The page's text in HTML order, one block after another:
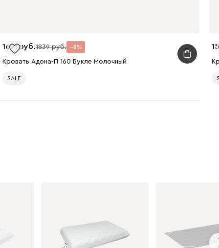
1691 1839 8
Кровать Адона-П 160 Букле Молочный
SALE